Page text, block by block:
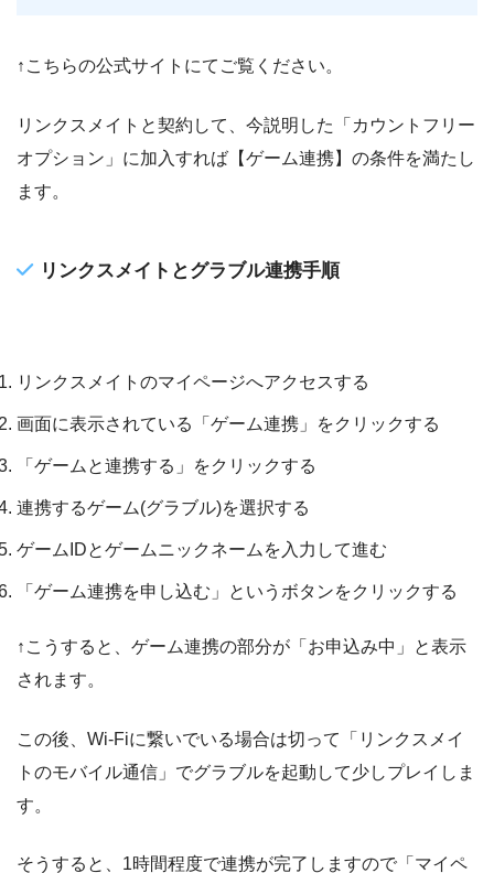
↑こちらの公式サイトにてご覧ください。
リンクスメイトと契約して、今説明した「カウントフリー
オプション」に加入すれば【ゲーム連携】の条件を満たし
ます。
リンクスメイトとグラブル連携手順
リンクスメイトのマイページへアクセスする
画面に表示されている「ゲーム連携」をクリックする
「ゲームと連携する」をクリックする
連携するゲーム(グラブル)を選択する
ゲームIDとゲームニックネームを入力して進む
「ゲーム連携を申し込む」というボタンをクリックする
↑こうすると、ゲーム連携の部分が「お申込み中」と表示
されます。
この後、Wi-Fiに繋いでいる場合は切って「リンクスメイ
トのモバイル通信」でグラブルを起動して少しプレイしま
す。
そうすると、1時間程度で連携が完了しますので「マイペ